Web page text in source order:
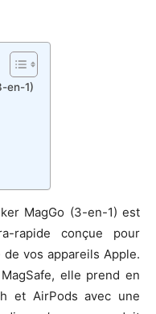
en-1)
MagGo (3-en-1) est
rapide conçue pour
vos appareils Apple.
elle prend en
et AirPods avec une